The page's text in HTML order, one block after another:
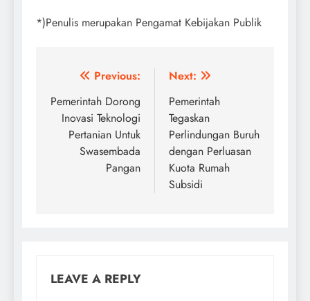
*)Penulis merupakan Pengamat Kebijakan Publik
Post
navigation
Previous:
Pemerintah Dorong
Inovasi Teknologi
Pertanian Untuk
Swasembada
Pangan
Next:
Pemerintah
Tegaskan
Perlindungan Buruh
dengan Perluasan
Kuota Rumah
Subsidi
LEAVE A REPLY